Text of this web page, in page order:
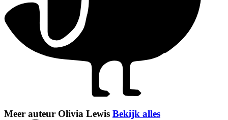
Meer auteur Olivia Lewis Bekijk alles